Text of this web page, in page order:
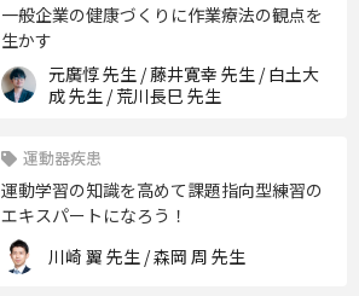
一般企業の健康づくりに作業療法の観点を
生かす
元廣惇 先生 / 藤井寛幸 先生 / 白土大
成 先生 / 荒川長巳 先生
運動器疾患
運動学習の知識を高めて課題指向型練習の
エキスパートになろう！
川崎 翼 先生 / 森岡 周 先生